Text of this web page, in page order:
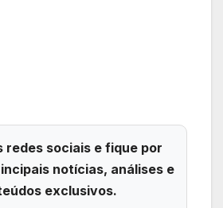
redes sociais e fique por
notícias, análises e
exclusivos.